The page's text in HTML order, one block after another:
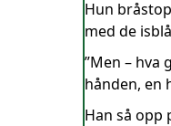
Hun
med de
”Men – hva
hånden, en
Han så opp